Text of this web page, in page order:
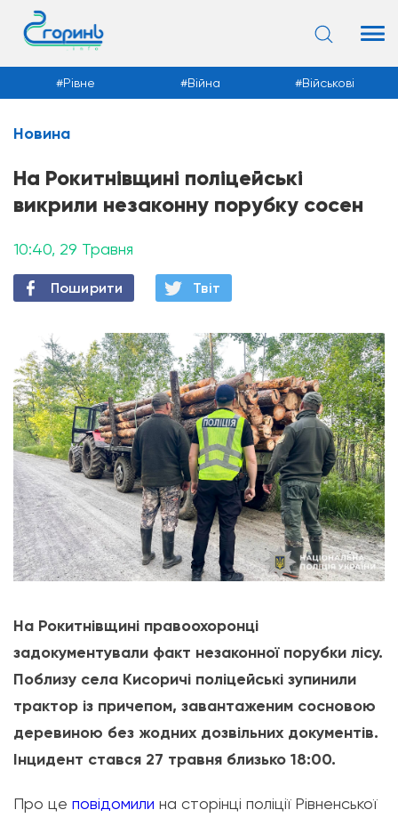
Новини
Рівне Війна Військові
Новина
На Рокитнівщині поліцейські
викрили незаконну порубку сосен
10:40, 29 Травня
Поширити Твiт
На Рокитнівщині правоохоронці
задокументували факт незаконної порубки лісу.
Поблизу села Кисоричі поліцейські зупинили
трактор із причепом, завантаженим сосновою
деревиною без жодних дозвільних документів.
Інцидент стався 27 травня близько 18:00.
Про це повідомили на сторінці поліції Рівненської